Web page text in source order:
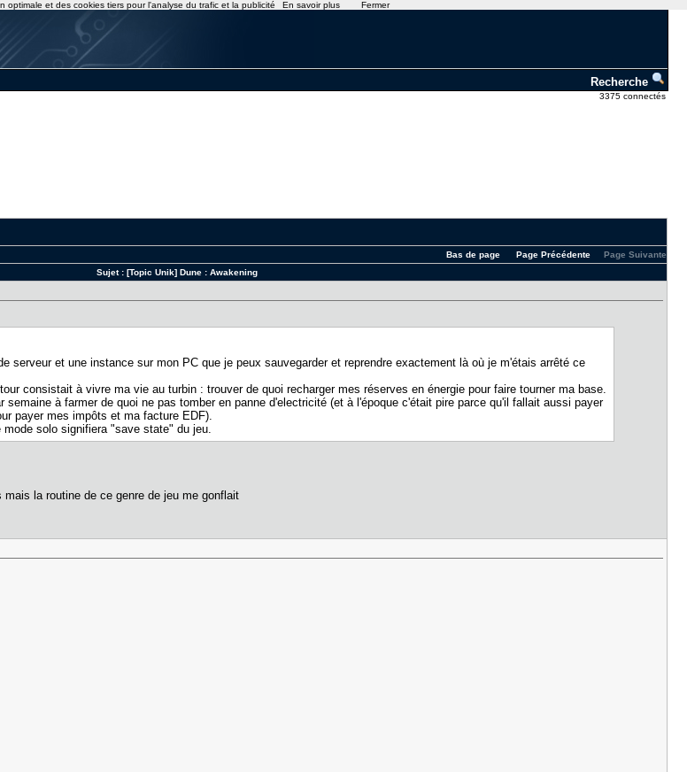
Recherche
3375 connectés
Page Suivante
Page Précédente
Bas de page
Sujet : [Topic Unik] Dune : Awakening
serveur et une instance sur mon PC que je peux sauvegarder et reprendre exactement là où je m'étais arrêté ce
consistait à vivre ma vie au turbin : trouver de quoi recharger mes réserves en énergie pour faire tourner ma base.
à farmer de quoi ne pas tomber en panne d'electricité (et à l'époque c'était pire parce qu'il fallait aussi payer
payer mes impôts et ma facture EDF).
solo signifiera "save state" du jeu.
la routine de ce genre de jeu me gonflait
optimale et des cookies tiers pour l'analyse du trafic et la publicité En savoir plus Fermer